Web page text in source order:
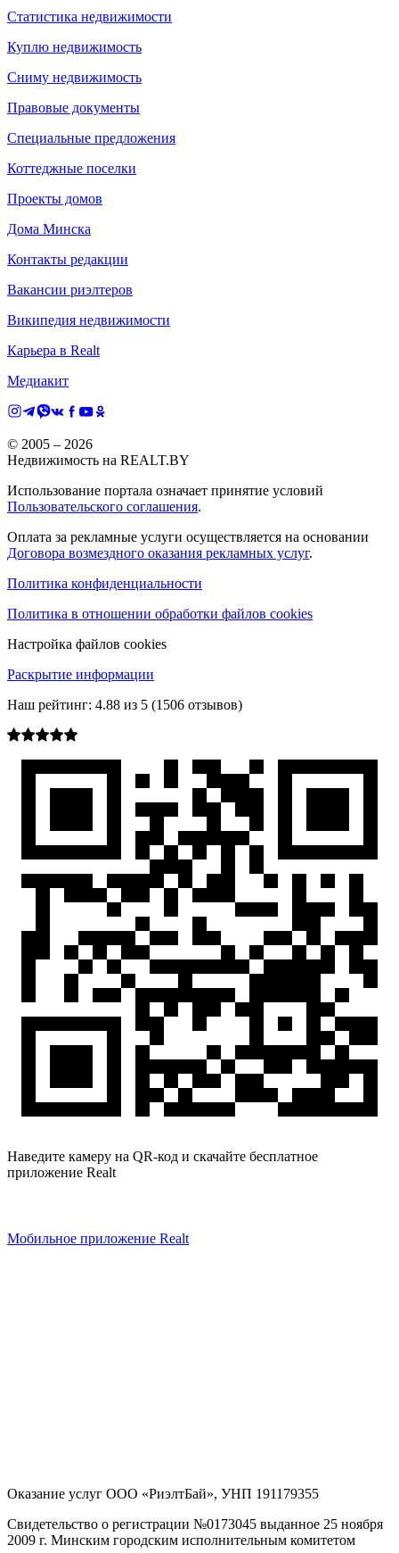
Статистика недвижимости
Куплю недвижимость
Сниму недвижимость
Правовые документы
Специальные предложения
Коттеджные поселки
Проекты домов
Дома Минска
Контакты редакции
Вакансии риэлтеров
Википедия недвижимости
Карьера в Realt
Медиакит
© 2005 – 2026
Недвижимость на REALT.BY
Использование портала означает принятие условий
Пользовательского соглашения.
Оплата за рекламные услуги осуществляется на основании
Договора возмездного оказания рекламных услуг.
Политика конфиденциальности
Политика в отношении обработки файлов cookies
Настройка файлов cookies
Раскрытие информации
Наш рейтинг: 4.88 из 5 (1506 отзывов)
Наведите камеру на QR-код и скачайте бесплатное
приложение Realt
Мобильное приложение Realt
Оказание услуг ООО «РиэлтБай», УНП 191179355
Свидетельство о регистрации №0173045 выданное 25 ноября
2009 г. Минским городским исполнительным комитетом